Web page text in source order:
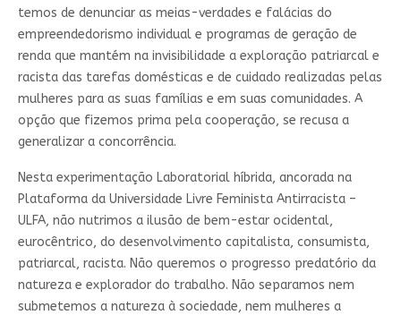
temos de denunciar as meias-verdades e falácias do
empreendedorismo individual e programas de geração de
renda que mantém na invisibilidade a exploração patriarcal e
racista das tarefas domésticas e de cuidado realizadas pelas
mulheres para as suas famílias e em suas comunidades. A
opção que fizemos prima pela cooperação, se recusa a
generalizar a concorrência.
Nesta experimentação Laboratorial híbrida, ancorada na
Plataforma da Universidade Livre Feminista Antirracista –
ULFA, não nutrimos a ilusão de bem-estar ocidental,
eurocêntrico, do desenvolvimento capitalista, consumista,
patriarcal, racista. Não queremos o progresso predatório da
natureza e explorador do trabalho. Não separamos nem
submetemos a natureza à sociedade, nem mulheres a